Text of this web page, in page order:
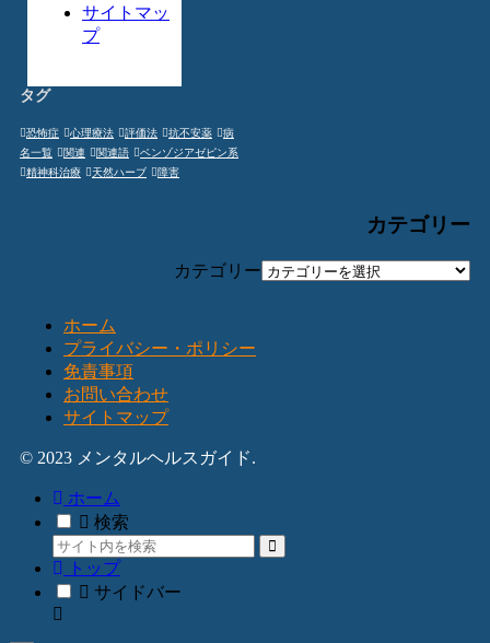
サイトマッ
プ
タグ
恐怖症 心理療法 評価法 抗不安薬
病
名一覧
関連 関連語
ベンゾジアゼピン系
精神科治療
天然ハーブ 障害
カテゴリー
カテゴリー
ホーム
プライバシー・ポリシー
免責事項
お問い合わせ
サイトマップ
© 2023 メンタルヘルスガイド.
ホーム
検索
トップ
サイドバー